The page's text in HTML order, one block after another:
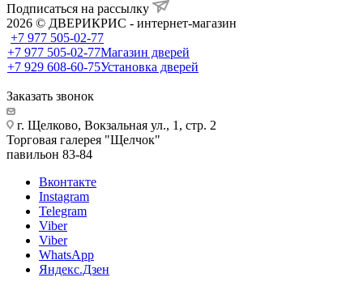
Подписаться на рассылку
2026 © ДВЕРИКРИС - интернет-магазин
+7 977 505-02-77
+7 977 505-02-77Магазин дверей
+7 929 608-60-75Установка дверей
Заказать звонок
г. Щелково, Вокзальная ул., 1, стр. 2
Торговая галерея "Щелчок"
павильон 83-84
Вконтакте
Instagram
Telegram
Viber
Viber
WhatsApp
Яндекс.Дзен